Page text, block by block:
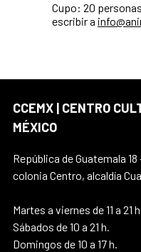
Cupo: 20
escribir a
CCEMX | CENTRO
MÉXICO
República de Guatemala
colonia Centro, alcaldía
Martes a viernes de 11 a 21
Sábados de 10 a 21 h.
Domingos de 10 a 17 h.